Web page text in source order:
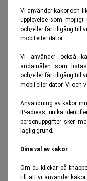
Vi använder kakor och
upplevelse som möjligt
och/eller får tillgång till
mobil eller dator.
Vi använder också
ändamålen som
och/eller får tillgång till
mobil eller dator. Vi och
Användning av kakor
IP-adress, unika
personuppgifter sker
laglig grund.
Dina val av kakor
Om du klickar på
till att vi använder